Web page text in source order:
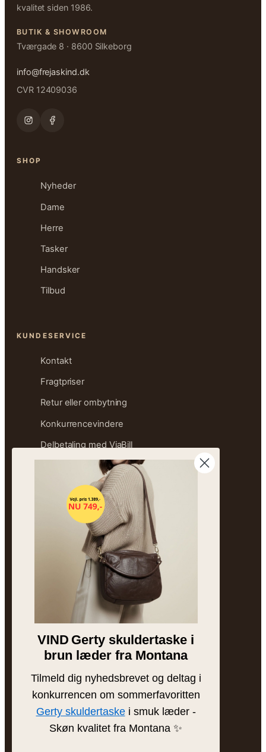
kvalitet siden 1986.
BUTIK & SHOWROOM
Tværgade 8 · 8600 Silkeborg
info@frejaskind.dk
CVR 12409036
SHOP
Nyheder
Dame
Herre
Tasker
Handsker
Tilbud
KUNDESERVICE
Kontakt
Fragtpriser
Retur eller ombytning
Konkurrencevindere
Delbetaling med ViaBill
Størrelsesguide
Ofte stillede spørgsmål
Sitemap
Vores historie
Besøg butikken
Bytteguide
Blog
Sådan plejer du læder
VIND Gerty skuldertaske i
brun læder fra Montana
Tilmeld dig nyhedsbrevet og deltag i
konkurrencen om sommerfavoritten
Gerty skuldertaskei smuk læder -
Skøn kvalitet fra Montana ✨